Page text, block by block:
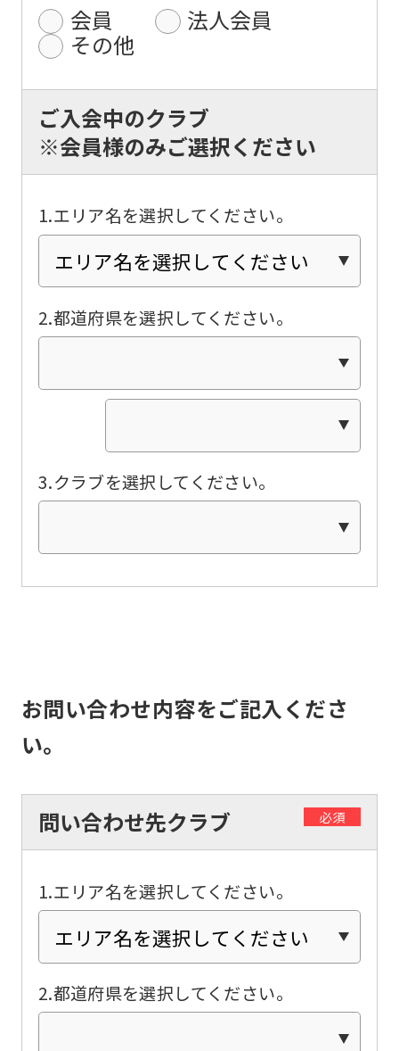
会員
法人会員
その他
ご入会中のクラブ
※会員様のみご選択ください
1.エリア名を選択してください。
2.都道府県を選択してください。
3.クラブを選択してください。
お問い合わせ内容をご記入くださ
い。
問い合わせ先クラブ 必須
1.エリア名を選択してください。
2.都道府県を選択してください。
Central
official
website
is
automatically
into
English.
Click
the
link
(start
translation)
to
you
automatic
translation
service,
the
Japanese
version
of
this